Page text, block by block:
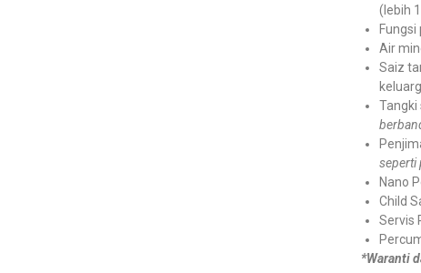
(lebih
Air
Saiz
Tangki
seperti
Nano
Child
Servis
*Waranti